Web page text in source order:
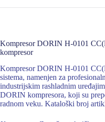
Kompresor DORIN H-0101
kompresor
Kompresor DORIN H-0101
sistema, namenjen za
industrijskim rashladnim
DORIN kompresora, koji su
radnom veku. Kataloški broj